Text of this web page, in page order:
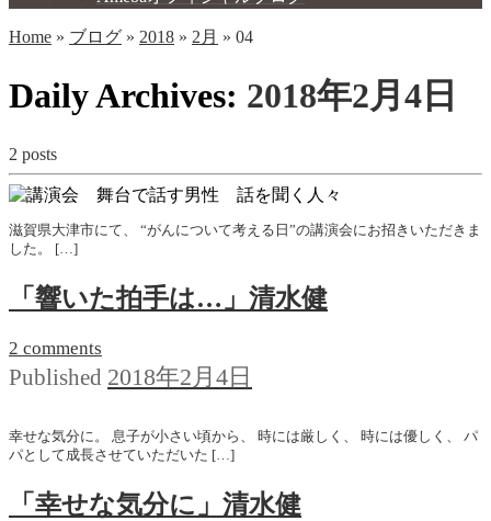
Home » ブログ » 2018 » 2月 » 04
Daily Archives: 2018年2月4日
2 posts
滋賀県大津市にて、 “がんについて考える日”の講演会にお招きいただきま
した。 […]
「響いた拍手は…」清水健
2 comments
Published 2018年2月4日
幸せな気分に。 息子が小さい頃から、 時には厳しく、 時には優しく、 パ
パとして成長させていただいた […]
「幸せな気分に」清水健